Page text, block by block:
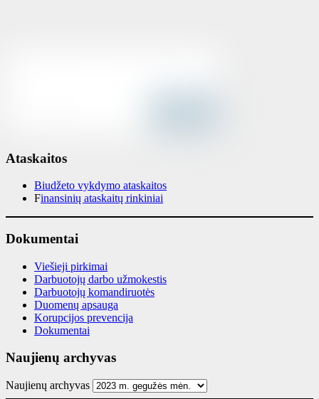
Ataskaitos
Biudžeto vykdymo ataskaitos
Finansinių ataskaitų rinkiniai
Dokumentai
Viešieji pirkimai
Darbuotojų darbo užmokestis
Darbuotojų komandiruotės
Duomenų apsauga
Korupcijos prevencija
Dokumentai
Naujienų archyvas
Naujienų archyvas